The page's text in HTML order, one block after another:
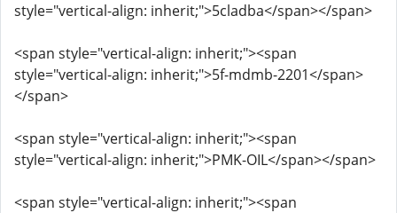
style="vertical-align: inherit;">5cladba</span></span>
<span style="vertical-align: inherit;"><span
style="vertical-align: inherit;">5f-mdmb-2201</span>
</span>
<span style="vertical-align: inherit;"><span
style="vertical-align: inherit;">PMK-OIL</span></span>
<span style="vertical-align: inherit;"><span